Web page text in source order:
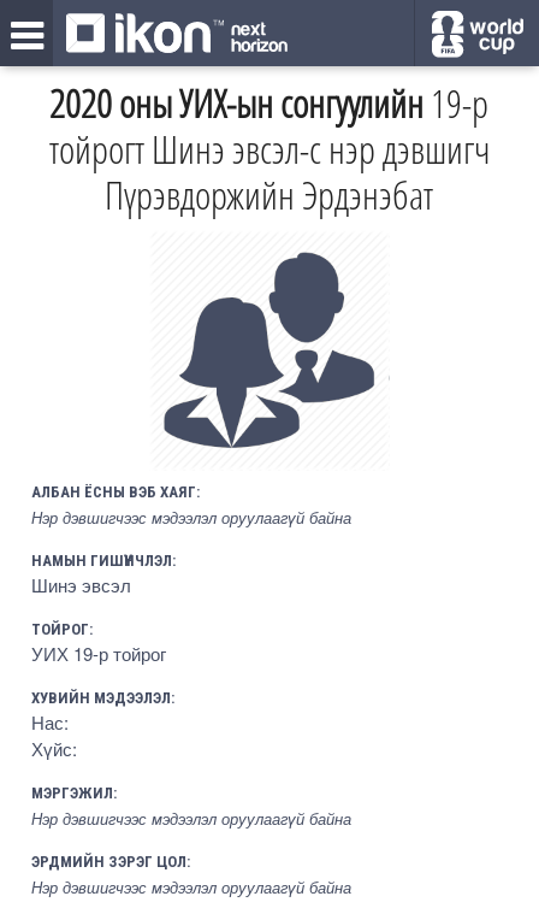
2020 оны УИХ-ын сонгуулийн 19-р
тойрогт Шинэ эвсэл-с нэр дэвшигч
Пүрэвдоржийн Эрдэнэбат
АЛБАН ЁСНЫ ВЭБ ХАЯГ:
Нэр дэвшигчээс мэдээлэл оруулаагүй байна
НАМЫН ГИШҮҮНЧЛЭЛ:
Шинэ эвсэл
ТОЙРОГ:
УИХ 19-р тойрог
ХУВИЙН МЭДЭЭЛЭЛ:
Нас:
Хүйс:
МЭРГЭЖИЛ:
Нэр дэвшигчээс мэдээлэл оруулаагүй байна
ЭРДМИЙН ЗЭРЭГ ЦОЛ:
Нэр дэвшигчээс мэдээлэл оруулаагүй байна